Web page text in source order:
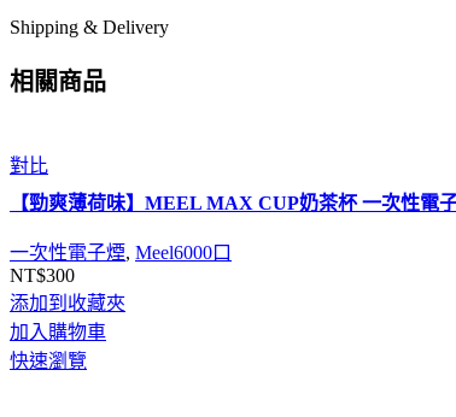
Shipping & Delivery
相關商品
對比
【勁爽薄荷味】MEEL MAX CUP奶茶杯 一次性電
一次性電子煙, Meel6000口
NT$300
添加到收藏夾
加入購物車
快速瀏覽